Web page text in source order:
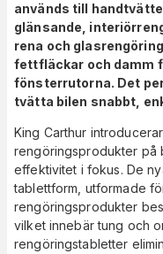
används till
glänsande,
rena och
fettfläckar och damm
fönsterrutorna. Det
tvätta bilen snabbt,
King Carthur
rengöringsprodukter på
effektivitet i fokus. De
tablettform, utformade
rengöringsprodukter
vilket innebär tung och
rengöringstabletter